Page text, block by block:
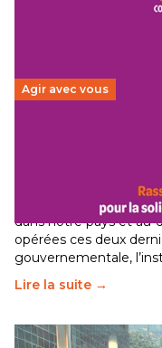
Agir avec vous
Le secteur
dans notre pays et au-
opérées ces deux
gouvernementale,
Lire la suite →